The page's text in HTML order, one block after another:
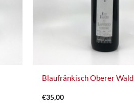
Blaufränkisch Oberer Wald
€35,00